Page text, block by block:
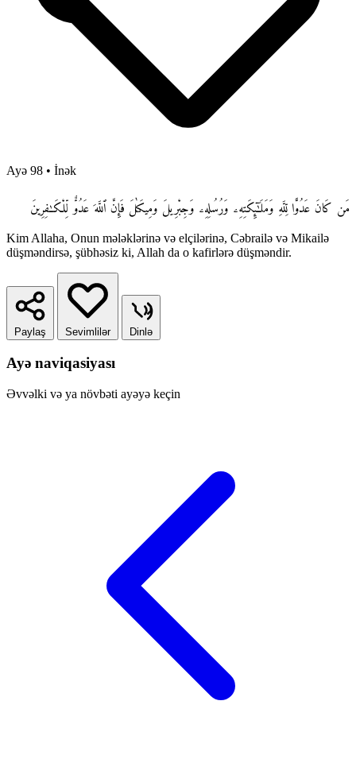
Ayə 98 • İnək
مَن كَانَ عَدُوًّا لِّلَّهِ وَمَلَـٰٓئِكَتِهِۦ وَرُسُلِهِۦ وَجِبْرِيلَ وَمِيكَىٰلَ فَإِنَّ ٱللَّهَ عَدُوٌّ لِّلْكَـٰفِرِينَ
Kim Allaha, Onun mələklərinə və elçilərinə, Cəbrailə və Mikailə
düşməndirsə, şübhəsiz ki, Allah da o kafirlərə düşməndir.
Paylaş Sevimlilər Dinlə
Ayə naviqasiyası
Əvvəlki və ya növbəti ayəyə keçin